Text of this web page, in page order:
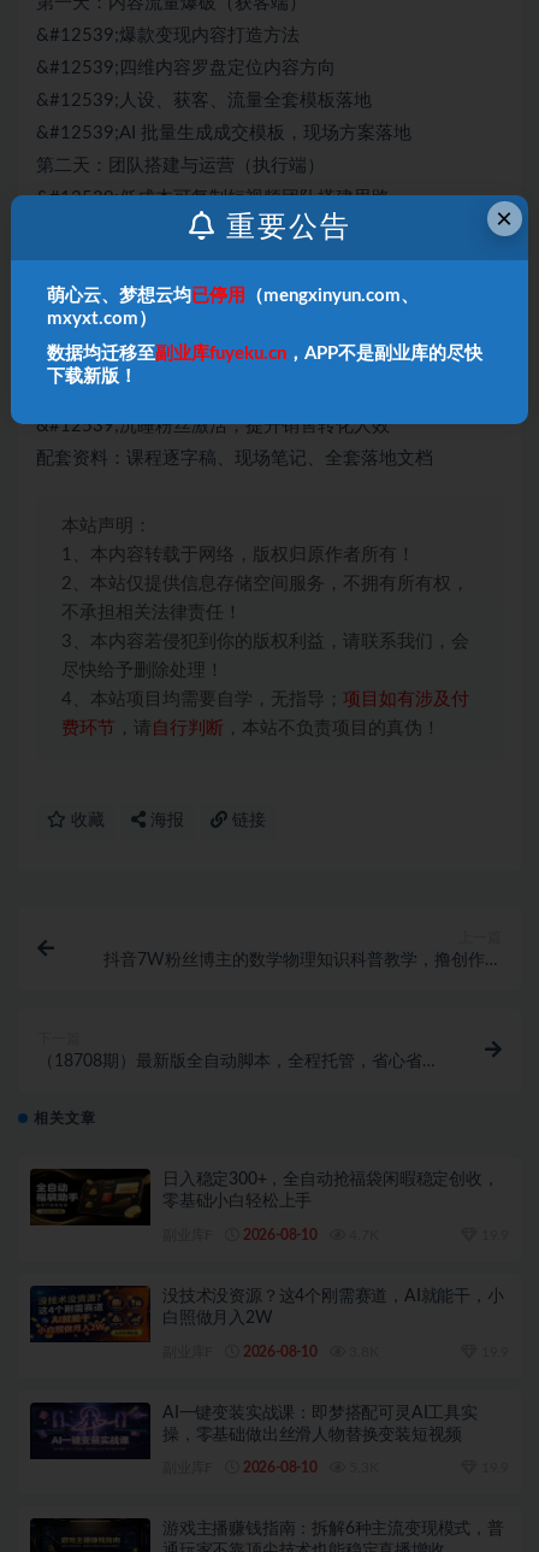
&#12539;爆款变现内容打造方法
&#12539;四维内容罗盘定位内容方向
&#12539;人设、获客、流量全套模板落地
&#12539;AI 批量生成成交模板，现场方案落地
第二天：团队搭建与运营（执行端）
&#12539;低成本可复制短视频团队搭建思路
&#12539;运营四库拆解与标准化工作流搭建
&#12539;团队架构、岗位职责与协作流程详解
&#12539;富士康分工模式降本量产流量内容
第三天：私域成交与管理（变现端）
&#12539;私域 IP 塑造与用户、产品体系规划
&#12539;沉睡粉丝激活，提升销售转化人效
配套资料：课程逐字稿、现场笔记、全套落地文档
本站声明：
1、本内容转载于网络，版权归原作者所有！
2、本站仅提供信息存储空间服务，不拥有所有权，
不承担相关法律责任！
3、本内容若侵犯到你的版权利益，请联系我们，会
尽快给予删除处理！
4、本站项目均需要自学，无指导； 项目如有涉及付
费环节 ，请 自行判断 ，本站不负责项目的真伪！
收藏 海报 链接
抖音7W粉丝博主的数学物理知识科普教学，撸创作伙
（18708期）最新版全自动脚本，全程托管，省心省
相关文章
日入稳定300+，全自动抢福袋闲暇稳定创收，
零基础小白轻松上手
2026-08-10
没技术没资源？这4个刚需赛道，AI就能干，小
白照做月入2W
2026-08-10
AI一键变装实战课：即梦搭配可灵AI工具实
操，零基础做出丝滑人物替换变装短视频
2026-08-10
游戏主播赚钱指南：拆解6种主流变现模式，普
×
重要公告
萌心云、梦想云均 已停用
（mengxinyun.com、
mxyxt.com）
数据均迁移至副业库fuyeku.cn ，APP不是副业库的尽快
下载新版！